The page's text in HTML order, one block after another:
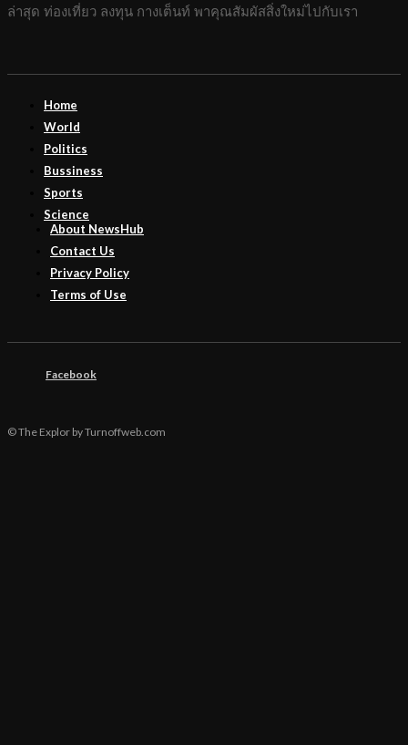
ล่าสุด ท่องเที่ยว ลงทุน กางเต็นท์ พาคุณสัมผัสสิ่งใหม่ไปกับเรา
Home
World
Politics
Bussiness
Sports
Science
About NewsHub
Contact Us
Privacy Policy
Terms of Use
Facebook
© The Explor by Turnoffweb.com